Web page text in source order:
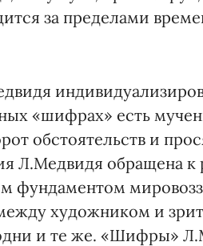
за пределами
«шифрах» есть
обстоятельств и
Л.Медвидя обращена к
фундаментом
художником и
и те же. «Шифры»